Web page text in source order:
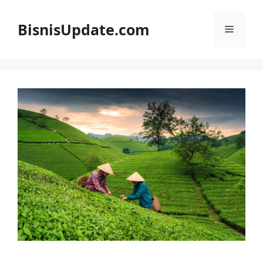
BisnisUpdate.com Menu